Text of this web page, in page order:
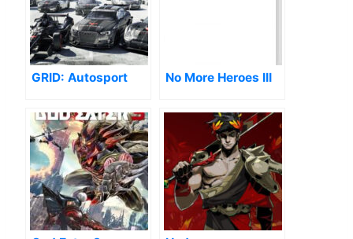
GRID: Autosport No More Heroes III